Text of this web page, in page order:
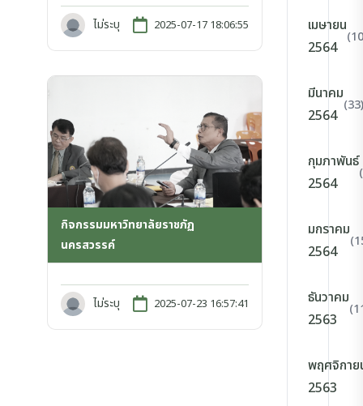
ไม่ระบุ 2025-07-17 18:06:55
กิจกรรมมหาวิทยาลัยราชภัฏ
นครสวรรค์
ไม่ระบุ 2025-07-23 16:57:41
เมษายน
2564
มีนาคม
2564
(33)
กุมภาพันธ์
2564
มกราคม
2564
ธันวาคม
2563
พฤศจิกาย
2563